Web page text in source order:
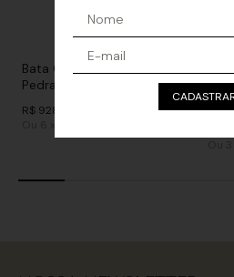
Bata GGT Decote Detalhe
Pedras - Preto
R$ 928 De